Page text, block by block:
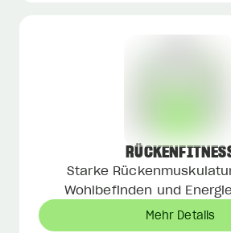
Starke
Wohlbefinden und
Mehr Details